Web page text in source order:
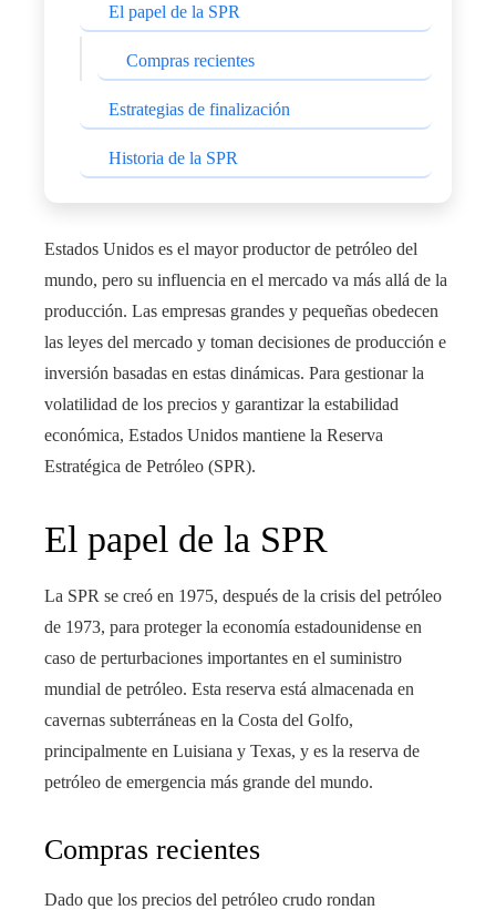
El papel de la SPR
Compras recientes
Estrategias de finalización
Historia de la SPR
Estados Unidos es el mayor productor de petróleo del
mundo, pero su influencia en el mercado va más allá de la
producción. Las empresas grandes y pequeñas obedecen
las leyes del mercado y toman decisiones de producción e
inversión basadas en estas dinámicas. Para gestionar la
volatilidad de los precios y garantizar la estabilidad
económica, Estados Unidos mantiene la Reserva
Estratégica de Petróleo (SPR).
El papel de la SPR
La SPR se creó en 1975, después de la crisis del petróleo
de 1973, para proteger la economía estadounidense en
caso de perturbaciones importantes en el suministro
mundial de petróleo. Esta reserva está almacenada en
cavernas subterráneas en la Costa del Golfo,
principalmente en Luisiana y Texas, y es la reserva de
petróleo de emergencia más grande del mundo.
Compras recientes
Dado que los precios del petróleo crudo rondan